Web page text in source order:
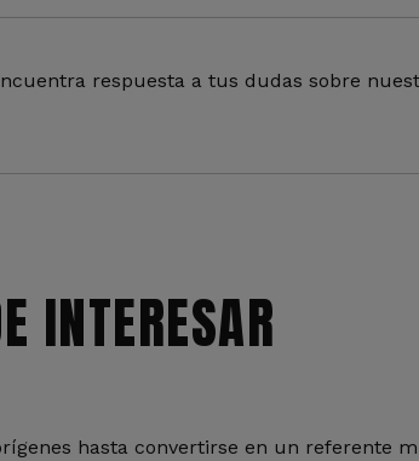
respuesta a tus dudas sobre
INTERESAR
hasta convertirse en un referente